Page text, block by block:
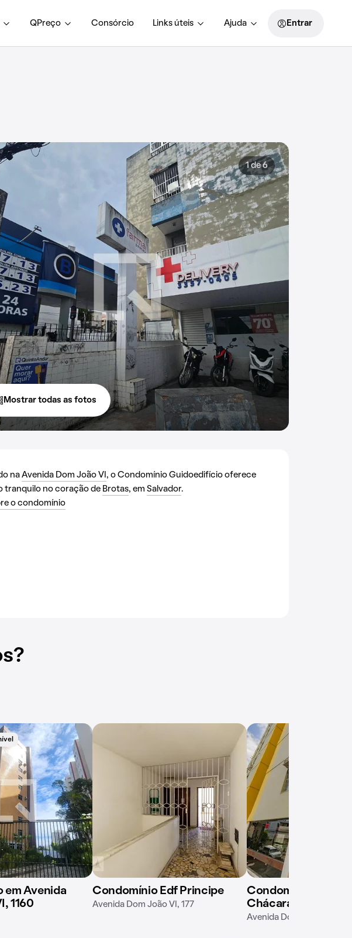
QPreço Consórcio Links úteis Ajuda Entrar
1 de 6
Mostrar todas as fotos
na Avenida Dom João VI , o Condomínio Guidoedifício oferece
tranquilo no coração de Brotas, em Salvador.
o condomínio
em Avenida
1160
Condomínio Edf Principe
Avenida Dom João VI, 177
Condomínio Parque
Chácaras
Avenida Dom João VI, 195